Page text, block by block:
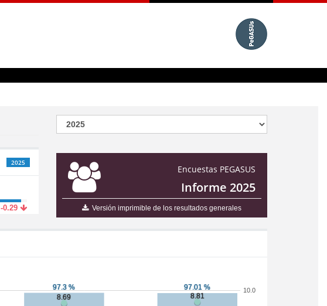
Encuestas PEGASUS
Informe 2025
Versión imprimible de los resultados generales
2025
-0.29
10.0